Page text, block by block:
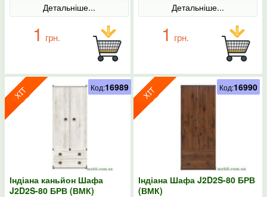
Детальніше...
1 грн.
Детальніше...
1 грн.
Індіана каньйон Шафа
J2D2S-80 БРВ (ВМК)
Код:16989
Індіана Шафа J2D2S-80 БРВ
(ВМК)
Код:16990